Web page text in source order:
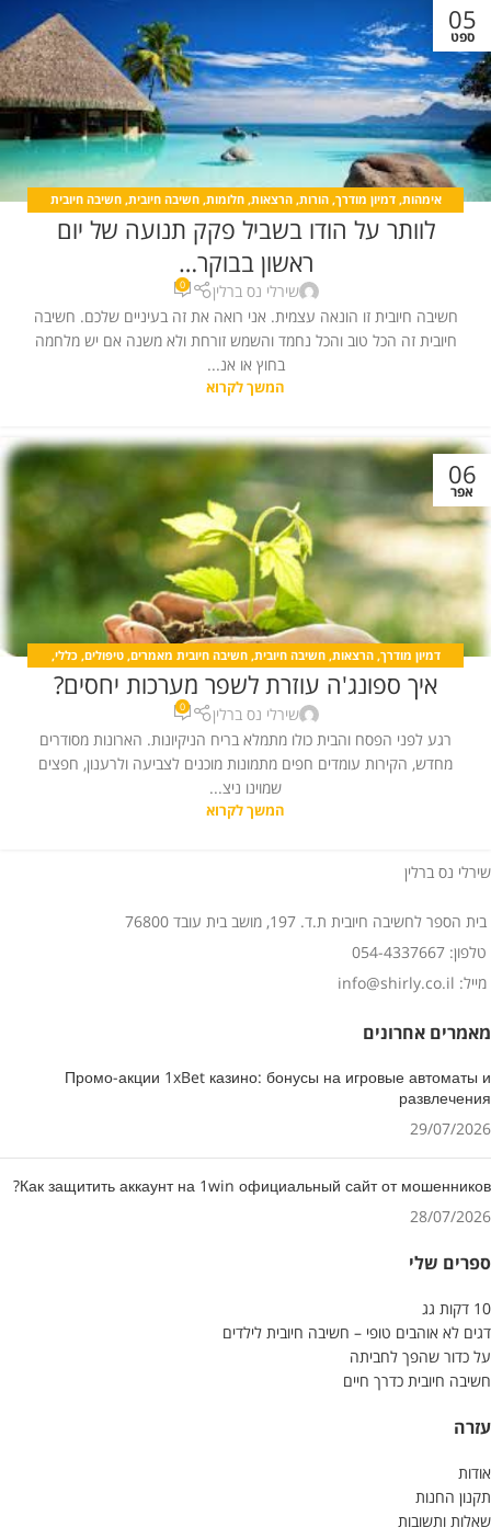
05
ספט
אימהות,דמיון מודרך,הורות,הרצאות,חלומות,חשיבה חיובית,חשיבה חיובית
מאמרים, יצירת מציאות ,כללי,כללי,קורסים
לוותר על הודו בשביל פקק תנועה של יום
ראשון בבוקר…
שירלי נס ברלין 0
חשיבה חיובית זו הונאה עצמית. אני רואה את זה בעיניים שלכם. חשיבה
חיובית זה הכל טוב והכל נחמד והשמש זורחת ולא משנה אם יש מלחמה
בחוץ או אנ...
המשך לקרוא
06
אפר
דמיון מודרך,הרצאות,חשיבה חיובית,חשיבה חיובית מאמרים,טיפולים,כללי,
מדיטציה,מחשבה חיובית,מערכות יחסים
איך ספונג'ה עוזרת לשפר מערכות יחסים?
שירלי נס ברלין 0
רגע לפני הפסח והבית כולו מתמלא בריח הניקיונות. הארונות מסודרים
מחדש, הקירות עומדים חפים מתמונות מוכנים לצביעה ולרענון, חפצים
שמוינו ניצ...
המשך לקרוא
שירלי נס ברלין
בית הספר לחשיבה חיובית ת.ד. 197, מושב בית עובד 76800
טלפון: 054-4337667
מייל: info@shirly.co.il
מאמרים אחרונים
Промо-акции 1xBet казино: бонусы на игровые автоматы и
развлечения
29/07/2026
Как защитить аккаунт на 1win официальный сайт от мошенников?
28/07/2026
ספרים שלי
10 דקות גג
דגים לא אוהבים טופי – חשיבה חיובית לילדים
על כדור שהפך לחביתה
חשיבה חיובית כדרך חיים
עזרה
אודות
תקנון החנות
שאלות ותשובות